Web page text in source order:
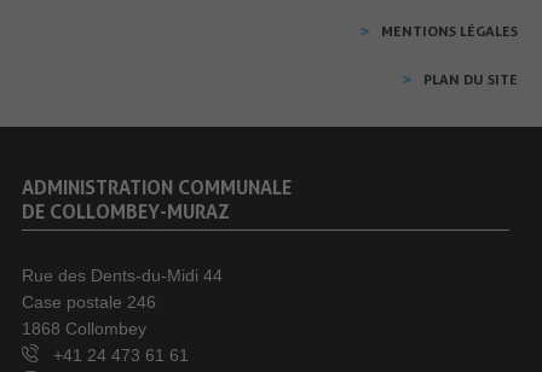
MENTIONS LÉGALES
PLAN DU SITE
ADMINISTRATION COMMUNALE
DE COLLOMBEY-MURAZ
Rue des Dents-du-Midi 44
Case postale 246
1868 Collombey
+41 24 473 61 61